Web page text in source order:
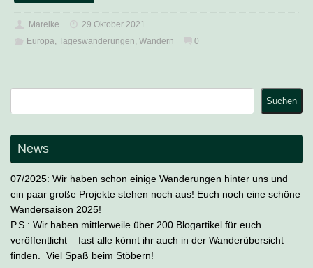
Mareike
29 Oktober 2021
Europa, Tageswanderungen, Wandern 0
Suchen
News
07/2025: Wir haben schon einige Wanderungen hinter uns und
ein paar große Projekte stehen noch aus! Euch noch eine schöne
Wandersaison 2025!
P.S.: Wir haben mittlerweile über 200 Blogartikel für euch
veröffentlicht – fast alle könnt ihr auch in der Wanderübersicht
finden. Viel Spaß beim Stöbern!